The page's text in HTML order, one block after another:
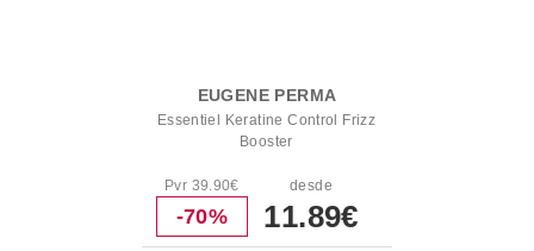
EUGENE PERMA
Essentiel Keratine Control Frizz
Booster
Pvr 39.90€
-70%
desde
11.89€